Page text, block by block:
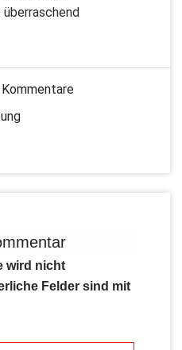
wird nicht
Felder sind mit